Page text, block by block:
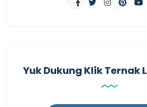
Yuk Dukung Klik Ternak